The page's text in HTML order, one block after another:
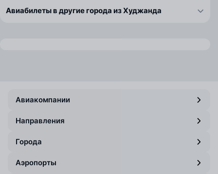
Авиабилеты в другие города из Худжанда
Авиакомпании
Направления
Города
Аэропорты